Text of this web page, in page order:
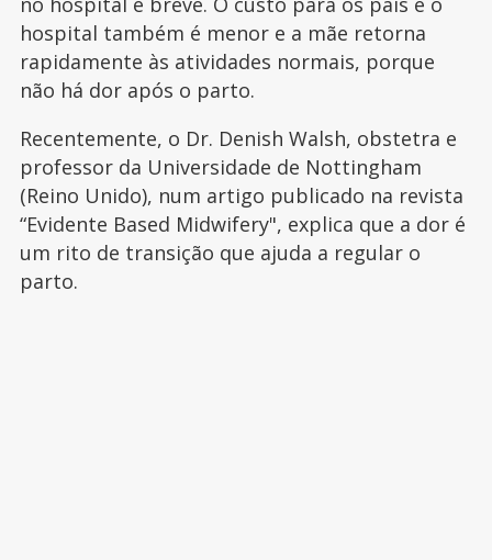
hospital também é menor e a mãe retorna
rapidamente às atividades normais, porque
não há dor após o parto.
Recentemente, o Dr. Denish Walsh, obstetra e
professor da Universidade de Nottingham
(Reino Unido), num artigo publicado na revista
“Evidente Based Midwifery", explica que a dor é
um rito de transição que ajuda a regular o
parto.